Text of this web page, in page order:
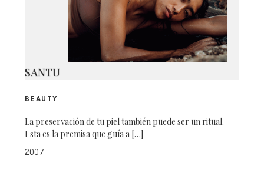
SANTU
BEAUTY
La preservación de tu piel también puede ser un ritual.
Esta es la premisa que guía a […]
2007